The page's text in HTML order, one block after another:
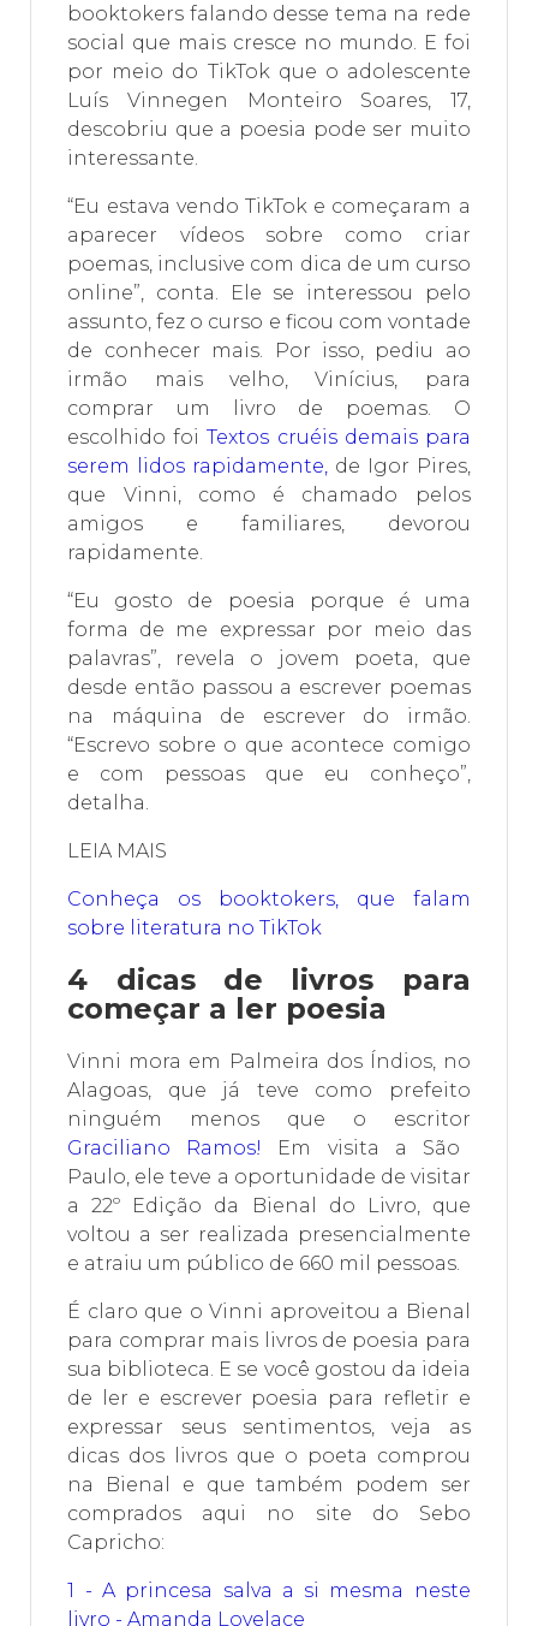
booktokers falando desse tema na rede
social que mais cresce no mundo. E foi
por meio do TikTok que o adolescente
Luís Vinnegen Monteiro Soares, 17,
descobriu que a poesia pode ser muito
interessante.
“Eu estava vendo TikTok e começaram a
aparecer vídeos sobre como criar
poemas, inclusive com dica de um curso
online”, conta. Ele se interessou pelo
assunto, fez o curso e ficou com vontade
de conhecer mais. Por isso, pediu ao
irmão mais velho, Vinícius, para
comprar um livro de poemas. O
escolhido foiTextos cruéis demais para
serem lidos rapidamente de Igor Pires,
que Vinni, como é chamado pelos
amigos e familiares, devorou
rapidamente.
“Eu gosto de poesia porque é uma
forma de me expressar por meio das
palavras”, revela o jovem poeta, que
desde então passou a escrever poemas
na máquina de escrever do irmão.
“Escrevo sobre o que acontece comigo
e com pessoas que eu conheço”,
detalha.
LEIA MAIS
Conheça os booktokers, que falam
sobre literatura no TikTok
4 dicas de livros para
começar a ler poesia
Vinni mora em Palmeira dos Índios, no
Alagoas, que já teve como prefeito
ninguém menos que o escritor
Graciliano Ramos!
Em visita a São
Paulo, ele teve a oportunidade de visitar
a 22º Edição da Bienal do Livro, que
voltou a ser realizada presencialmente
e atraiu um público de 660 mil pessoas.
É claro que o Vinni aproveitou a Bienal
para comprar mais livros de poesia para
sua biblioteca. E se você gostou da ideia
de ler e escrever poesia para refletir e
expressar seus sentimentos, veja as
dicas dos livros que o poeta comprou
na Bienal e que também podem ser
comprados aqui no site do Sebo
Capricho:
1 - A princesa salva a si mesma neste
livro - Amanda Lovelace